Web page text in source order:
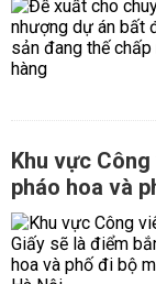
Khu vực
pháo hoa và